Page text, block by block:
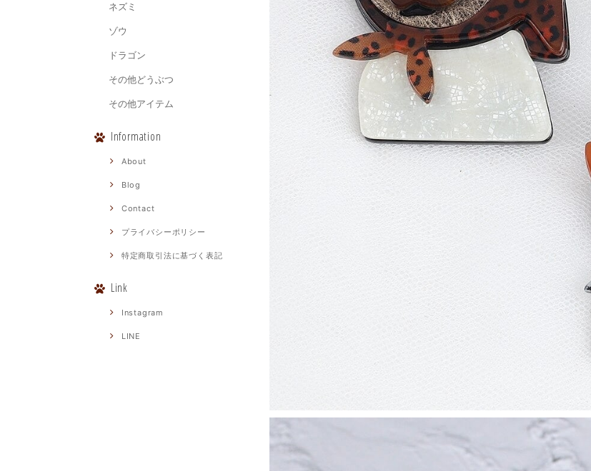
ネズミ
ゾウ
ドラゴン
その他どうぶつ
その他アイテム
Information
About
Blog
Contact
プライバシーポリシー
特定商取引法に基づく表記
Link
Instagram
LINE